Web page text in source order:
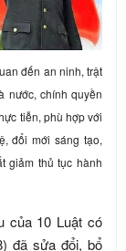
đến an ninh, trật
nước, chính quyền
tiễn, phù hợp với
đổi mới sáng tạo,
giảm thủ tục hành
của 10 Luật có
đã sửa đổi, bổ